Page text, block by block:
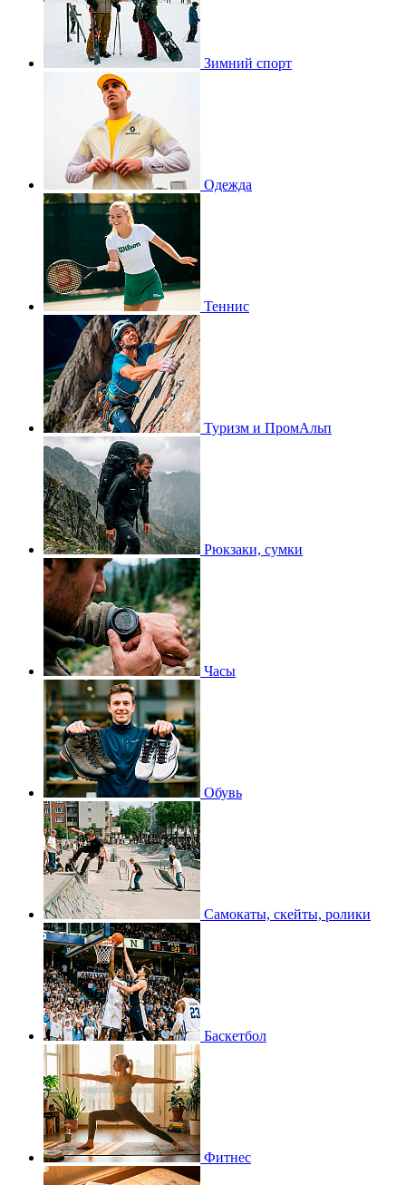
Зимний спорт
Одежда
Теннис
Туризм и ПромАльп
Рюкзаки, сумки
Часы
Обувь
Самокаты, скейты, ролики
Баскетбол
Фитнес